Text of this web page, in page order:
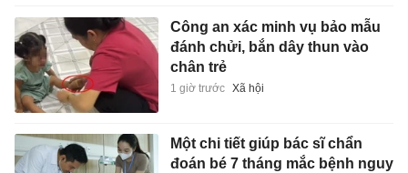
Công an xác minh vụ bảo mẫu
đánh chửi, bắn dây thun vào
chân trẻ
1 giờ trước Xã hội
Một chi tiết giúp bác sĩ chẩn
đoán bé 7 tháng mắc bệnh nguy